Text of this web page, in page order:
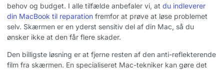
behov og budget. I alle tilfælde anbefaler vi, at du indleverer
din MacBook til reparation fremfor at prøve at løse problemet
selv. Skærmen er en yderst sensitiv del af din Mac, så du
ønsker ikke at den får flere skader.
Den billigste løsning er at fjerne resten af den anti-reflekterende
film fra skærmen. En specialiseret Mac-tekniker kan gøre det